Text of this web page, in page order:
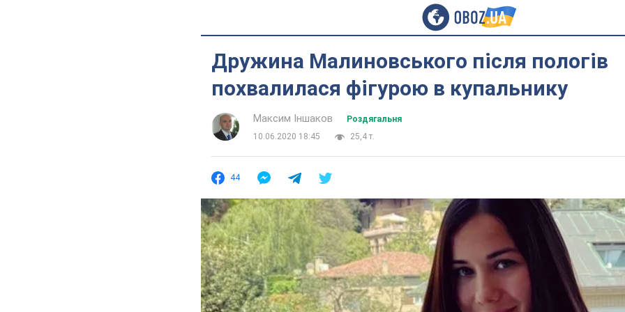
Дружина Малиновського після пологів
похвалилася фігурою в купальнику
Максим Іншаков
Роздягальня
10.06.2020 18:45
25,4 т.
44